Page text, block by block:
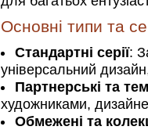
Основні типи та
Стандартні серії:
універсальний
Партнерські та
художниками,
Обмежені та